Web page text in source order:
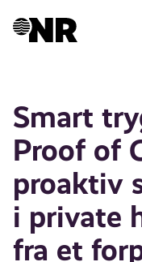
Smart
Proof of
proaktiv
i private
fra et